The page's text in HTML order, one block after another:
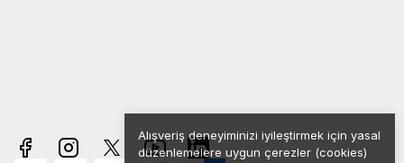
Alışveriş deneyiminizi iyileştirmek için yasal
düzenlemelere uygun çerezler (cookies)